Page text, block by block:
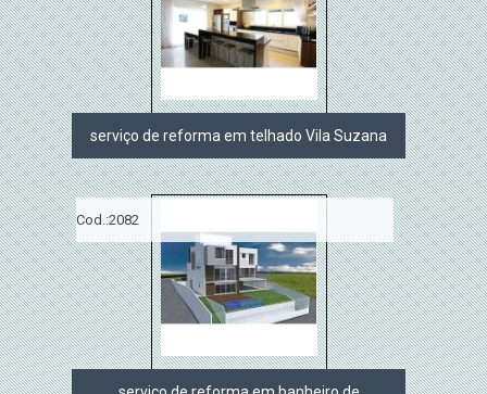
serviço de reforma em telhado Vila Suzana
Cod.:2082